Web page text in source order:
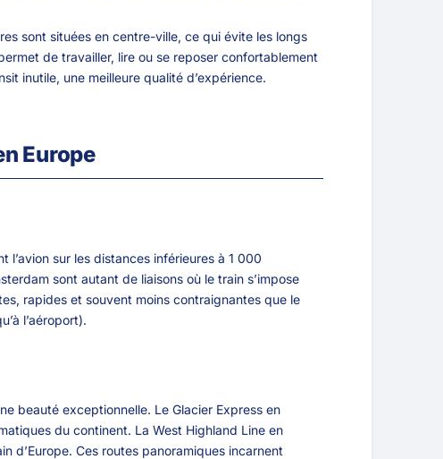
sont situées en centre-ville, ce qui évite les longs
de travailler, lire ou se reposer confortablement
inutile, une meilleure qualité d’expérience.
Europe
sur les distances inférieures à 1 000
sont autant de liaisons où le train s’impose
rapides et souvent moins contraignantes que le
l’aéroport).
beauté exceptionnelle. Le Glacier Express en
du continent. La West Highland Line en
d’Europe. Ces routes panoramiques incarnent